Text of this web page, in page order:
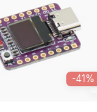
-41%